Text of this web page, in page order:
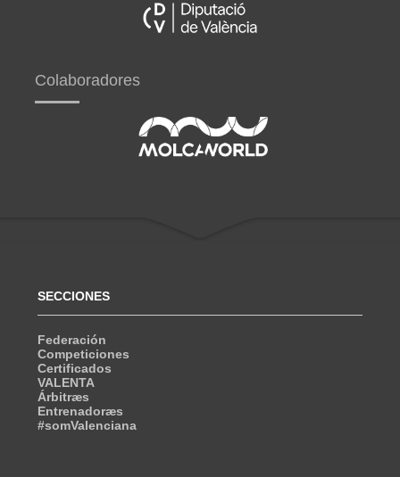
Colaboradores
SECCIONES
Federación
Competiciones
Certificados
VALENTA
Árbitræs
Entrenadoræs
#somValenciana